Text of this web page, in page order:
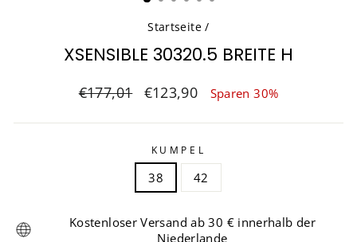
Startseite /
XSENSIBLE 30320.5 BREITE H
Normaler
€177,01 Sonderpreis
€123,90 Sparen 30%
KUMPEL
38 42
Kostenloser Versand ab 30 € innerhalb der
Niederlande